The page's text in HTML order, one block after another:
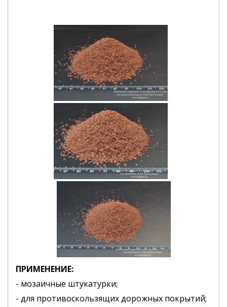
ПРИМЕНЕНИЕ:
- мозаичные штукатурки;
- для противоскользящих дорожных покрытий;